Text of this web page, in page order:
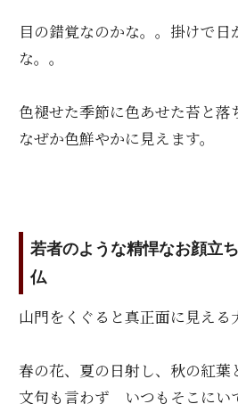
目の錯覚なのかな。。掛けで
な。。
色褪せた季節に色あせた苔と落
なぜか色鮮やかに見えます。
若者のような精悍なお顔立
仏
山門をくぐると真正面に見える
春の花、夏の日射し、秋の紅葉
文句も言わず いつもそこにい